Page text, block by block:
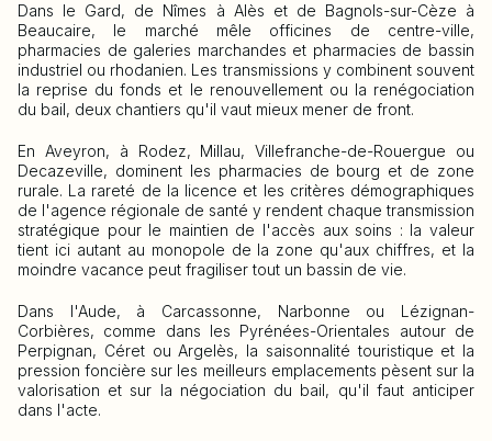
Dans le Gard, de Nîmes à Alès et de Bagnols-sur-Cèze à
Beaucaire, le marché mêle officines de centre-ville,
pharmacies de galeries marchandes et pharmacies de bassin
industriel ou rhodanien. Les transmissions y combinent souvent
la reprise du fonds et le renouvellement ou la renégociation
du bail, deux chantiers qu'il vaut mieux mener de front.
En Aveyron, à Rodez, Millau, Villefranche-de-Rouergue ou
Decazeville, dominent les pharmacies de bourg et de zone
rurale. La rareté de la licence et les critères démographiques
de l'agence régionale de santé y rendent chaque transmission
stratégique pour le maintien de l'accès aux soins : la valeur
tient ici autant au monopole de la zone qu'aux chiffres, et la
moindre vacance peut fragiliser tout un bassin de vie.
Dans l'Aude, à Carcassonne, Narbonne ou Lézignan-
Corbières, comme dans les Pyrénées-Orientales autour de
Perpignan, Céret ou Argelès, la saisonnalité touristique et la
pression foncière sur les meilleurs emplacements pèsent sur la
valorisation et sur la négociation du bail, qu'il faut anticiper
dans l'acte.